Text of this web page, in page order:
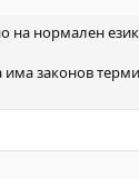
нормален
законов